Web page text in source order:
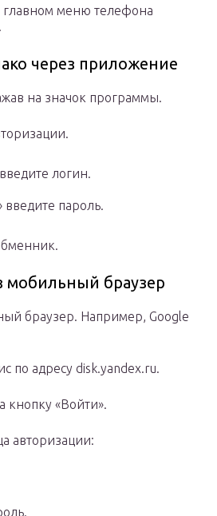
главном меню телефона
через приложение
на значок программы.
логин.
введите пароль.
мобильный браузер
браузер. Например, Google
по адресу disk.yandex.ru.
кнопку «Войти».
авторизации: